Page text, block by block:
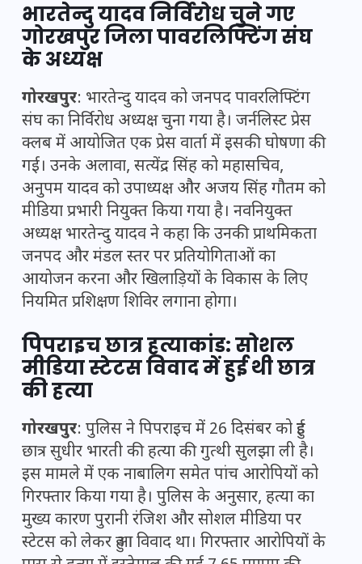
भारतेन्दु यादव निर्विरोध चुने गए
गोरखपुर जिला पावरलिफ्टिंग संघ
के अध्यक्ष
गोरखपुर: भारतेन्दु यादव को जनपद पावरलिफ्टिंग
संघ का निर्विरोध अध्यक्ष चुना गया है। जर्नलिस्ट प्रेस
क्लब में आयोजित एक प्रेस वार्ता में इसकी घोषणा की
गई। उनके अलावा, सत्येंद्र सिंह को महासचिव,
अनुपम यादव को उपाध्यक्ष और अजय सिंह गौतम को
मीडिया प्रभारी नियुक्त किया गया है। नवनियुक्त
अध्यक्ष भारतेन्दु यादव ने कहा कि उनकी प्राथमिकता
जनपद और मंडल स्तर पर प्रतियोगिताओं का
आयोजन करना और खिलाड़ियों के विकास के लिए
नियमित प्रशिक्षण शिविर लगाना होगा।
पिपराइच छात्र हत्याकांड: सोशल
मीडिया स्टेटस विवाद में हुई थी छात्र
की हत्या
गोरखपुर: पुलिस ने पिपराइच में 26 दिसंबर को हुई
छात्र सुधीर भारती की हत्या की गुत्थी सुलझा ली है।
इस मामले में एक नाबालिग समेत पांच आरोपियों को
गिरफ्तार किया गया है। पुलिस के अनुसार, हत्या का
मुख्य कारण पुरानी रंजिश और सोशल मीडिया पर
स्टेटस को लेकर हुआ विवाद था। गिरफ्तार आरोपियों के